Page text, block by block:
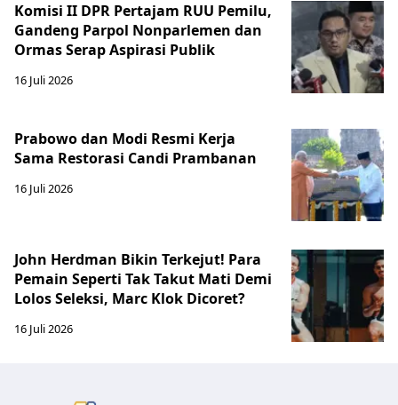
Komisi II DPR Pertajam RUU Pemilu,
Gandeng Parpol Nonparlemen dan
Ormas Serap Aspirasi Publik
16 Juli 2026
Prabowo dan Modi Resmi Kerja
Sama Restorasi Candi Prambanan
16 Juli 2026
John Herdman Bikin Terkejut! Para
Pemain Seperti Tak Takut Mati Demi
Lolos Seleksi, Marc Klok Dicoret?
16 Juli 2026